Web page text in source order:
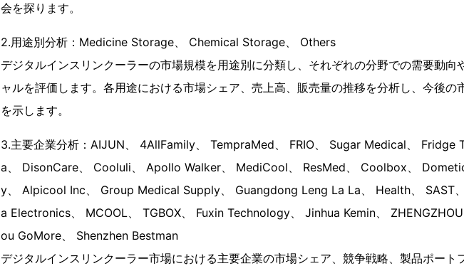
会を探ります。
2.用途別分析：Medicine Storage、 Chemical Storage、 Others
デジタルインスリンクーラーの市場規模を用途別に分類し、それぞれの分野での需要動向
ャルを評価します。各用途における市場シェア、売上高、販売量の推移を分析し、今後の
を示します。
3.主要企業分析：AIJUN、 4AllFamily、 TempraMed、 FRIO、 Sugar Medical、 Fridge
a、 DisonCare、 Cooluli、 Apollo Walker、 MediCool、 ResMed、 Coolbox、
y、 Alpicool Inc、 Group Medical Supply、 Guangdong Leng La La、 Health、 SAST
a Electronics、 MCOOL、 TGBOX、 Fuxin Technology、 Jinhua Kemin、
ou GoMore、 Shenzhen Bestman
デジタルインスリンクーラー市場における主要企業の市場シェア、競争戦略、製品ポート